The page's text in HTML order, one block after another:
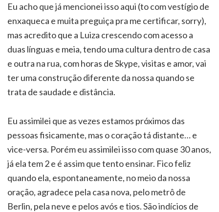
Eu acho que já mencionei isso aqui (to com vestígio de
enxaqueca e muita preguiça pra me certificar, sorry),
mas acredito que a Luiza crescendo com acesso a
duas línguas e meia, tendo uma cultura dentro de casa
e outra na rua, com horas de Skype, visitas e amor, vai
ter uma construção diferente da nossa quando se
trata de saudade e distância.
Eu assimilei que as vezes estamos próximos das
pessoas fisicamente, mas o coração tá distante… e
vice-versa. Porém eu assimilei isso com quase 30 anos,
já ela tem 2 e é assim que tento ensinar. Fico feliz
quando ela, espontaneamente, no meio da nossa
oração, agradece pela casa nova, pelo metrô de
Berlin, pela neve e pelos avós e tios. São indícios de